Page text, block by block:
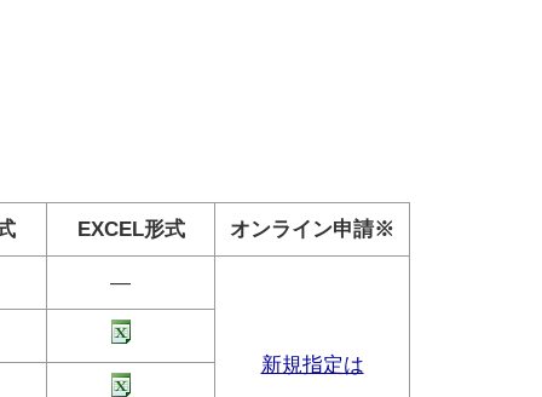
EXCEL形式 オンライン申請※
―
新規指定は